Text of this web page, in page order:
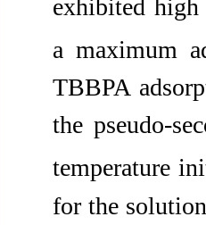
exhibited
a maximum
TBBPA
the pseudo-
temperature
for the